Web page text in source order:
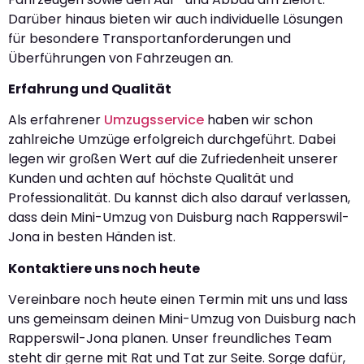
Darüber hinaus bieten wir auch individuelle Lösungen
für besondere Transportanforderungen und
Überführungen von Fahrzeugen an.
Erfahrung und Qualität
Als erfahrener Umzugsservice haben wir schon
zahlreiche Umzüge erfolgreich durchgeführt. Dabei
legen wir großen Wert auf die Zufriedenheit unserer
Kunden und achten auf höchste Qualität und
Professionalität. Du kannst dich also darauf verlassen,
dass dein Mini-Umzug von Duisburg nach Rapperswil-
Jona in besten Händen ist.
Kontaktiere uns noch heute
Vereinbare noch heute einen Termin mit uns und lass
uns gemeinsam deinen Mini-Umzug von Duisburg nach
Rapperswil-Jona planen. Unser freundliches Team
steht dir gerne mit Rat und Tat zur Seite. Sorge dafür,